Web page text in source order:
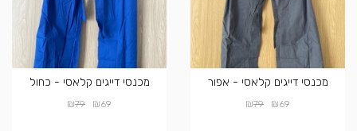
מכנסי דייגים קלאסי - אפור
₪69
₪79
מכנסי דייגים קלאסי - כחול
₪69
₪79